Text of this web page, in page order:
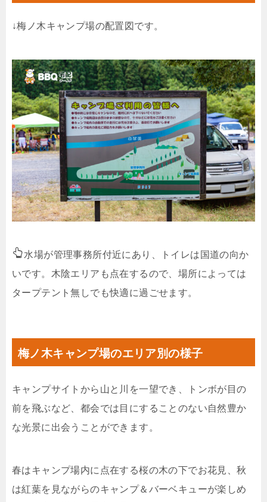
↓梅ノ木キャンプ場の配置図です。
水場が管理事務所付近にあり、トイレは国道の向か
いです。木陰エリアも点在するので、場所によっては
タープテント無しでも快適に過ごせます。
梅ノ木キャンプ場のエリア別の様子
キャンプサイトから山と川を一望でき、トンボが目の
前を飛ぶなど、都会では目にすることのない自然豊か
な光景に出会うことができます。
春はキャンプ場内に点在する桜の木の下でお花見、秋
は紅葉を見ながらのキャンプ＆バーベキューが楽しめ